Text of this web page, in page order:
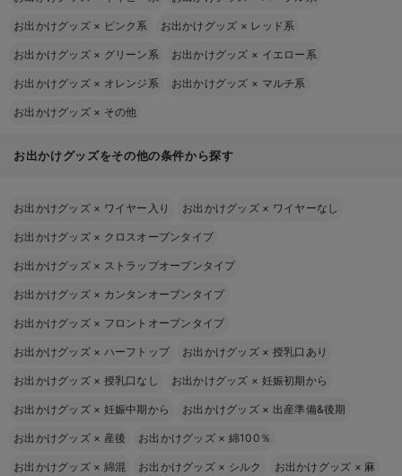
お出かけグッズ × ピンク系 お出かけグッズ × レッド系
お出かけグッズ × グリーン系 お出かけグッズ × イエロー系
お出かけグッズ × オレンジ系 お出かけグッズ × マルチ系
お出かけグッズ × その他
お出かけグッズをその他の条件から探す
お出かけグッズ × ワイヤー入り お出かけグッズ × ワイヤーなし
お出かけグッズ × クロスオープンタイプ
お出かけグッズ × ストラップオープンタイプ
お出かけグッズ × カンタンオープンタイプ
お出かけグッズ × フロントオープンタイプ
お出かけグッズ × ハーフトップ お出かけグッズ × 授乳口あり
お出かけグッズ × 授乳口なし お出かけグッズ × 妊娠初期から
お出かけグッズ × 妊娠中期から お出かけグッズ × 出産準備&後期
お出かけグッズ × 産後 お出かけグッズ × 綿100％
お出かけグッズ × 綿混 お出かけグッズ × シルク お出かけグッズ × 麻